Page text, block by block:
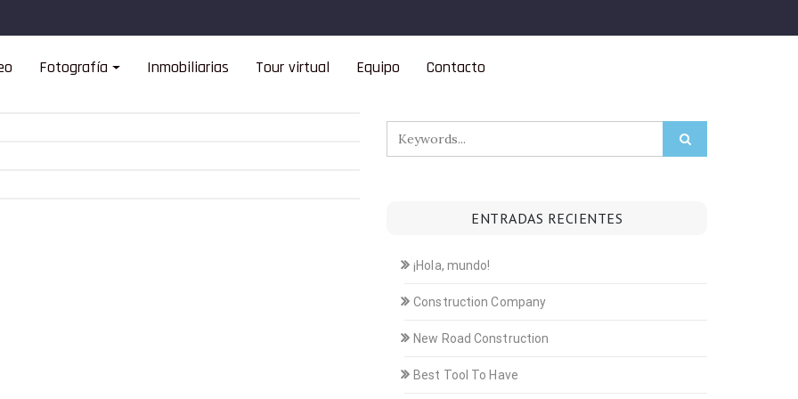
Fotografía Inmobiliarias Tour virtual Equipo Contacto
ENTRADAS RECIENTES
¡Hola, mundo!
Construction Company
New Road Construction
Best Tool To Have